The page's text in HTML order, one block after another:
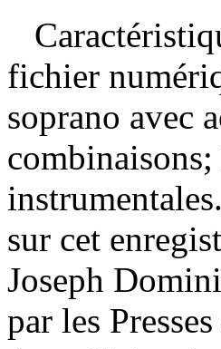
fichier
soprano avec
sur cet
Joseph
par les